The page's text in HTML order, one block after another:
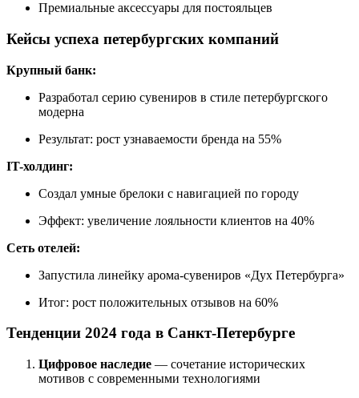
Премиальные аксессуары для постояльцев
Кейсы успеха петербургских компаний
Крупный банк:
Разработал серию сувениров в стиле петербургского
модерна
Результат: рост узнаваемости бренда на 55%
IT-холдинг:
Создал умные брелоки с навигацией по городу
Эффект: увеличение лояльности клиентов на 40%
Сеть отелей:
Запустила линейку арома-сувениров «Дух Петербурга»
Итог: рост положительных отзывов на 60%
Тенденции 2024 года в Санкт-Петербурге
Цифровое наследие — сочетание исторических
мотивов с современными технологиями